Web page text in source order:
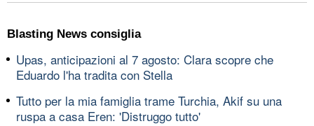
Blasting News consiglia
Upas, anticipazioni al 7 agosto: Clara scopre che
Eduardo l'ha tradita con Stella
Tutto per la mia famiglia trame Turchia, Akif su una
ruspa a casa Eren: 'Distruggo tutto'